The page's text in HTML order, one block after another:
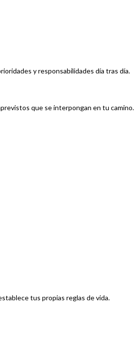
y responsabilidades día tras día.
que se interpongan en tu camino.
tus propias reglas de vida.